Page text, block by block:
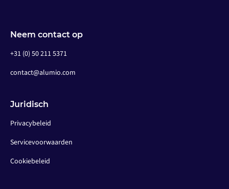
Neem contact op
+31 (0) 50 211 5371
contact@alumio.com
Juridisch
Privacybeleid
Servicevoorwaarden
Cookiebeleid